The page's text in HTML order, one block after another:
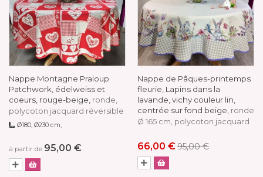
Nappe Montagne Praloup
Patchwork, édelweiss et
coeurs, rouge-beige, ronde,
polycoton jacquard réversible
Ø180, Ø230 cm,
à partir de 95,00 €
Nappe de Pâques-printemps
fleurie, Lapins dans la
lavande, vichy couleur lin,
centrée sur fond beige, ronde
Ø 165 cm, polycoton jacquard
66,00 €95,00 €